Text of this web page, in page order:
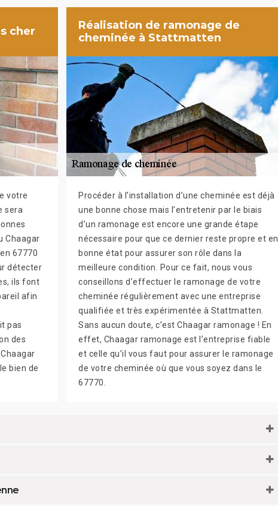
cher
votre
sera
Chaagar
67770
détecter
ils font
afin
pas
des
bien de
Réalisation de ramonage de
cheminée à Stattmatten
Procéder à l’installation d’une cheminée est déjà
une bonne chose mais l’entretenir par le biais
d’un ramonage est encore une grande étape
nécessaire pour que ce dernier reste propre et en
bonne état pour assurer son rôle dans la
meilleure condition. Pour ce fait, nous vous
conseillons d’effectuer le ramonage de votre
cheminée régulièrement avec une entreprise
qualifiée et très expérimentée à Stattmatten.
Sans aucun doute, c’est Chaagar ramonage ! En
effet, Chaagar ramonage est l’entreprise fiable
et celle qu’il vous faut pour assurer le ramonage
de votre cheminée où que vous soyez dans le
67770.